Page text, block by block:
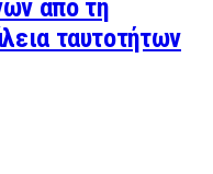
από τη
ταυτοτήτων